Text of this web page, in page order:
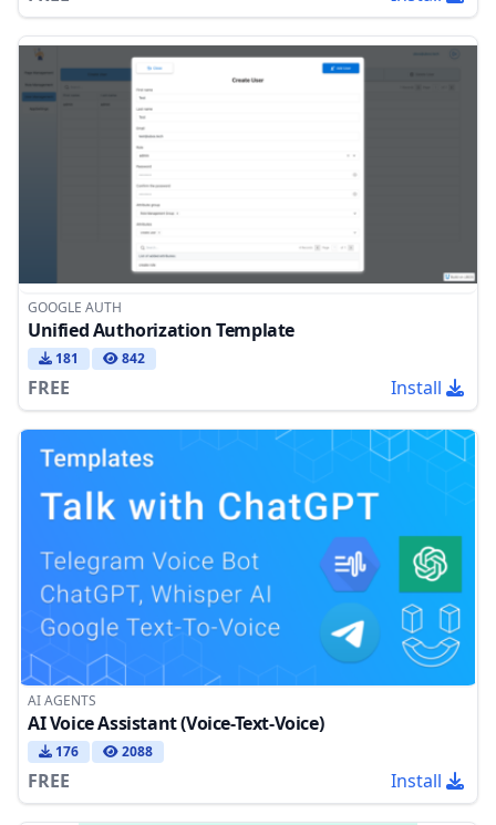
GOOGLE AUTH
Unified Authorization Template
181 842
FREE Install
AI AGENTS
AI Voice Assistant (Voice-Text-Voice)
176 2088
FREE Install